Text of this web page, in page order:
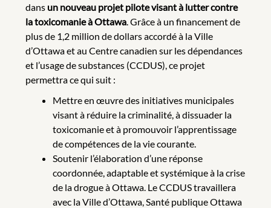
dans un nouveau projet pilote visant à lutter contre
la toxicomanie à Ottawa. Grâce à un financement de
plus de 1,2 million de dollars accordé à la Ville
d’Ottawa et au Centre canadien sur les dépendances
et l’usage de substances (CCDUS), ce projet
permettra ce qui suit :
Mettre en œuvre des initiatives municipales
visant à réduire la criminalité, à dissuader la
toxicomanie et à promouvoir l’apprentissage
de compétences de la vie courante.
Soutenir l’élaboration d’une réponse
coordonnée, adaptable et systémique à la crise
de la drogue à Ottawa. Le CCDUS travaillera
avec la Ville d’Ottawa, Santé publique Ottawa